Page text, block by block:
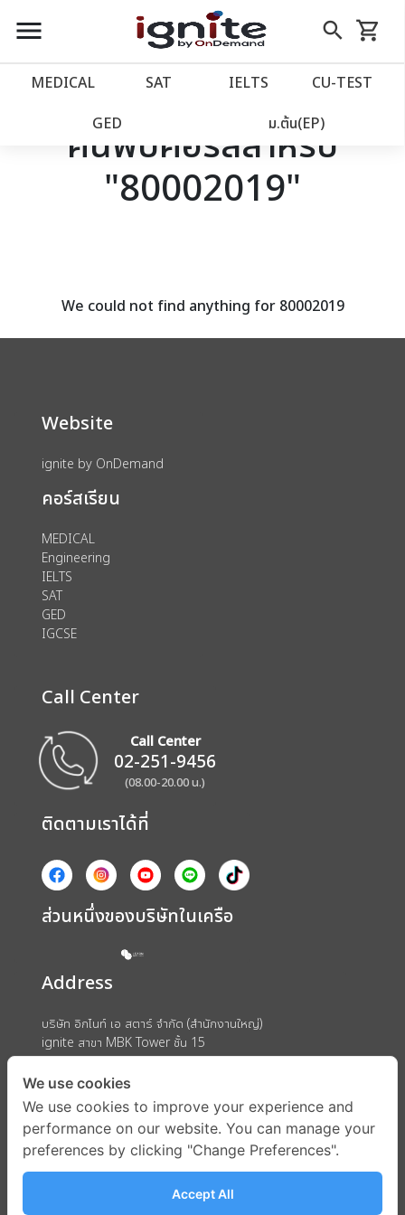
close
account_balance หน้าแรก
เว็บไซต์อิกไนท์
โปรโมชั่น
assignment ลงทะเบียน
menu search
Skip
to
shopping_cart
รถเข็น
MEDICAL SAT IELTS CU‑TEST
GED ม.ต้น(EP)
ค้นพบคอร์สสำหรับ
"80002019"
We could not find anything for 80002019
Website
ignite by OnDemand
คอร์สเรียน
MEDICAL
Engineering
IELTS
SAT
GED
IGCSE
Call Center
Call Center
02-251-9456
(08.00-20.00 น.)
ติดตามเราได้ที่
ส่วนหนึ่งของบริษัทในเครือ
Address
บริษัท อิกไนท์ เอ สตาร์ จำกัด (สำนักงานใหญ่)
ignite สาขา MBK Tower ชั้น 15
ถนนพญาไท แขวงวังใหม่ เขตปทุมวัน กรุงเทพมหานคร 10330
We use cookies
We use cookies to improve your experience and
performance on our website. You can manage your
preferences by clicking "Change Preferences".
Accept All